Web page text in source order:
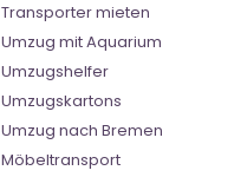
Transporter mieten
Umzug mit Aquarium
Umzugshelfer
Umzugskartons
Umzug nach Bremen
Möbeltransport